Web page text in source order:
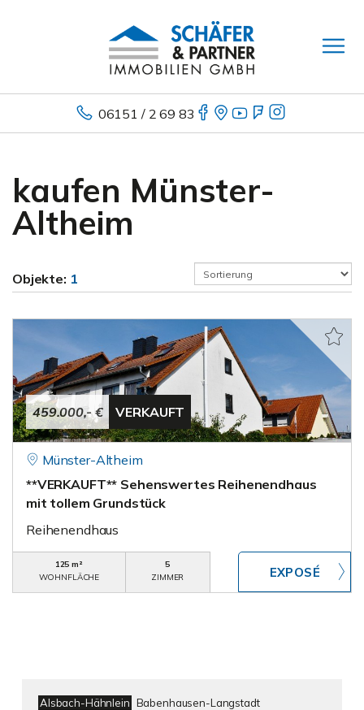
06151 / 2 69 83
kaufen Münster-
Altheim
Objekte: 1
459.000,- € VERKAUFT
Münster-Altheim
**VERKAUFT** Sehenswertes Reihenendhaus
mit tollem Grundstück
Reihenendhaus
125 m²
WOHNFLÄCHE
5
ZIMMER
Alsbach-Hähnlein Babenhausen-Langstadt